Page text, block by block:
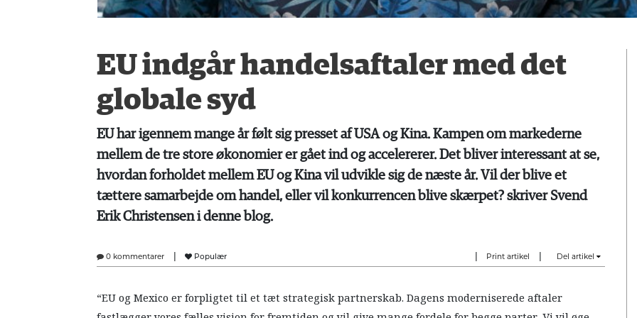
EU indgår handelsaftaler med det
globale syd
EU har igennem mange år følt sig presset af USA og Kina. Kampen om markederne
mellem de tre store økonomier er gået ind og accelererer. Det bliver interessant at se,
hvordan forholdet mellem EU og Kina vil udvikle sig de næste år. Vil der blive et
tættere samarbejde om handel, eller vil konkurrencen blive skærpet? skriver Svend
Erik Christensen i denne blog.
0 kommentarer | Populær | Print artikel | Del artikel
“EU og Mexico er forpligtet til et tæt strategisk partnerskab. Dagens moderniserede aftaler